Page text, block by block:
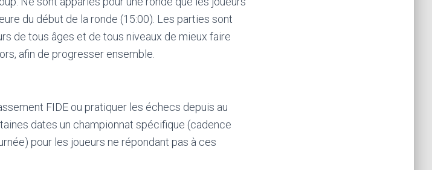
du début de la ronde (15:00). Les parties sont
de tous âges et de tous niveaux de mieux faire
afin de progresser ensemble.
FIDE ou pratiquer les échecs depuis au
dates un championnat spécifique (cadence
pour les joueurs ne répondant pas à ces